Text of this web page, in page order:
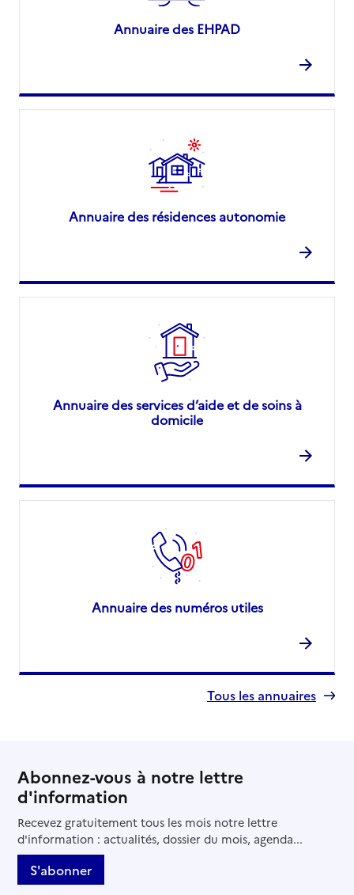
Annuaire des EHPAD
Annuaire des résidences autonomie
Annuaire des services d’aide et de soins à
domicile
Annuaire des numéros utiles
Tous les annuaires
Abonnez-vous à notre lettre
d'information
Recevez gratuitement tous les mois notre lettre
d'information : actualités, dossier du mois, agenda...
S'abonner